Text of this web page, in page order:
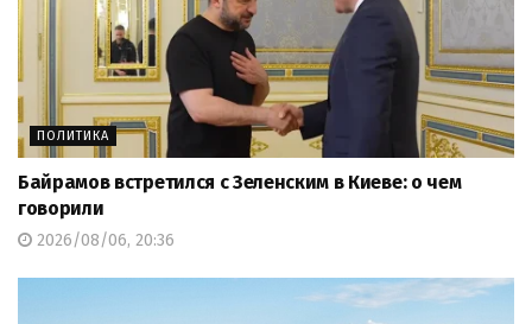
ПОЛИТИКА
Байрамов встретился с Зеленским в Киеве: о чем
говорили
2026/08/06, 20:36